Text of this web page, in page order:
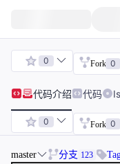
0 Fork 0
代码介绍 代码
0 Fork 0
master 分支 123